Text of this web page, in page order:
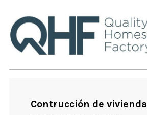
Contrucción de vivienda